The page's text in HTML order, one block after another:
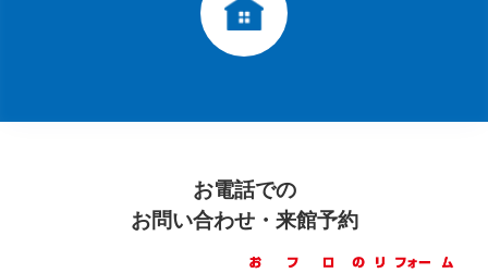
お電話での
お問い合わせ・来館予約